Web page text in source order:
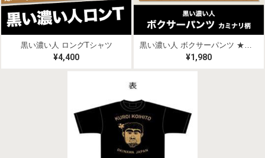
黒い濃い人 ロングTシャツ
¥4,400
黒い濃い人 ボクサーパンツ ★ステッカー付き
¥1,980